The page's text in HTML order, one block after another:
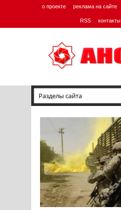
о проекте реклама на сайте
RSS контакты